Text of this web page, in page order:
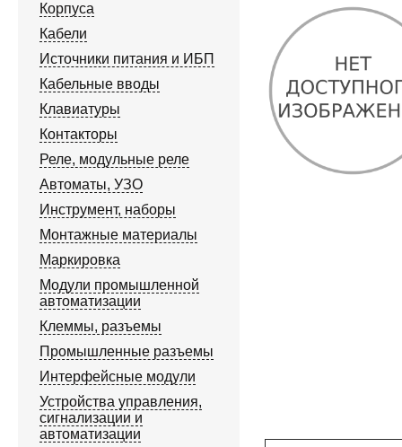
Корпуса
Кабели
Источники питания и ИБП
Кабельные вводы
Клавиатуры
Контакторы
Реле, модульные реле
Автоматы, УЗО
Инструмент, наборы
Монтажные материалы
Маркировка
Модули промышленной
автоматизации
Клеммы, разъемы
Промышленные разъемы
Интерфейсные модули
Устройства управления,
сигнализации и
автоматизации